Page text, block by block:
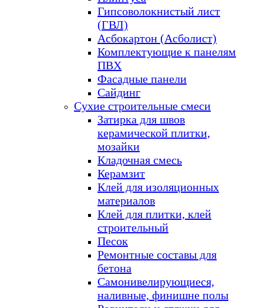
Гипсоволокнистый лист
(ГВЛ)
Асбокартон (Асболист)
Комплектующие к панелям
ПВХ
Фасадные панели
Сайдинг
Сухие строительные смеси
Затирка для швов
керамической плитки,
мозайки
Кладочная смесь
Керамзит
Клей для изоляционных
материалов
Клей для плитки, клей
строительный
Песок
Ремонтные составы для
бетона
Самонивелирующиеся,
наливные, финишне полы